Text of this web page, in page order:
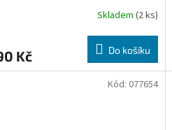
R
M
A
Skladem (2 ks)
Kč Do košíku
Kód: 077654